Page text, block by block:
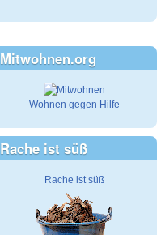
Mitwohnen.org
Wohnen gegen Hilfe
Rache ist süß
Rache ist süß